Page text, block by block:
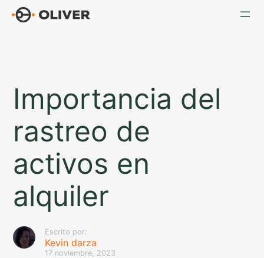
Saltar
Importancia del
rastreo de
activos en
alquiler
Escrito por:
Kevin darza
17 noviembre, 2023